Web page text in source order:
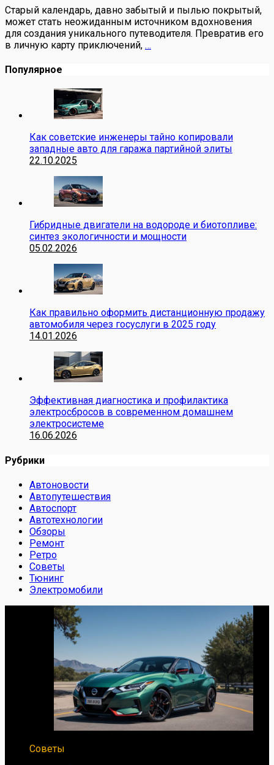
Старый календарь, давно забытый и пылью покрытый,
может стать неожиданным источником вдохновения
для создания уникального путеводителя. Превратив его
в личную карту приключений, …
Популярное
Как советские инженеры тайно копировали
западные авто для гаража партийной элиты
22.10.2025
Гибридные двигатели на водороде и биотопливе:
синтез экологичности и мощности
05.02.2026
Как правильно оформить дистанционную продажу
автомобиля через госуслуги в 2025 году
14.01.2026
Эффективная диагностика и профилактика
электросбросов в современном домашнем
электросистеме
16.06.2026
Рубрики
Автоновости
Автопутешествия
Автоспорт
Автотехнологии
Обзоры
Ремонт
Ретро
Советы
Тюнинг
Электромобили
Советы